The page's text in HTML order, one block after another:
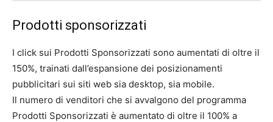
Prodotti sponsorizzati
I click sui Prodotti Sponsorizzati sono aumentati di oltre il
150%, trainati dall’espansione dei posizionamenti
pubblicitari sui siti web sia desktop, sia mobile.
Il numero di venditori che si avvalgono del programma
Prodotti Sponsorizzati è aumentato di oltre il 100% a